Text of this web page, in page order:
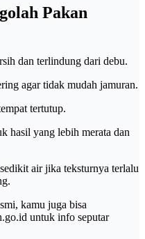
Pakan
dan terlindung dari debu.
agar tidak mudah jamuran.
tertutup.
hasil yang lebih merata dan
air jika teksturnya terlalu
kamu juga bisa
untuk info seputar